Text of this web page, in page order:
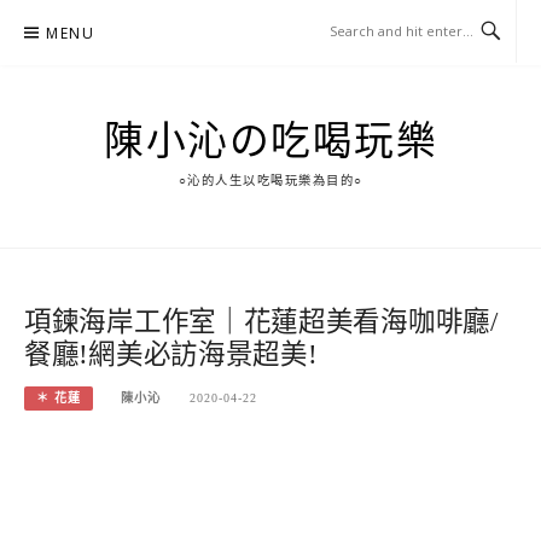
MENU
陳小沁の吃喝玩樂
○沁的人生以吃喝玩樂為目的○
項鍊海岸工作室｜花蓮超美看海咖啡廳/
餐廳!網美必訪海景超美!
＊ 花蓮 陳小沁 2020-04-22